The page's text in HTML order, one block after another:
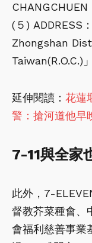
CHANGCHUEN
(５) ADDRESS
Zhongshan
Taiwan(R.O.C.)」
延伸閱讀： 花蓮
警：搶河道他早
7-11與全家
此外，7-
督教芥菜種會、
會福利慈善事業